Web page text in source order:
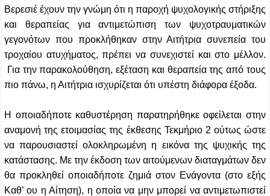
Βερεσιέ έχουν την γνώμη ότι η παροχή ψυχολογικής στήριξης
και θεραπείας για αντιμετώπιση των ψυχοτραυματικών
γεγονότων που προκλήθηκαν στην Αιτήτρια συνεπεία του
τροχαίου ατυχήματος, πρέπει να συνεχιστεί και στο μέλλον.
Για την παρακολούθηση, εξέταση και θεραπεία της από τους
πιο πάνω, η Αιτήτρια ισχυρίζεται ότι υπέστη διάφορα έξοδα.
Η οποιαδήποτε καθυστέρηση παρατηρήθηκε οφείλεται στην
αναμονή της ετοιμασίας της έκθεσης Τεκμήριο 2 ούτως ώστε
να παρουσιαστεί ολοκληρωμένη η εικόνα της ψυχικής της
κατάστασης. Με την έκδοση των αιτούμενων διαταγμάτων δεν
θα προκληθεί οποιαδήποτε ζημιά στον Ενάγοντα (στο εξής
Καθ’ ου η Αίτηση), η οποία να μην μπορεί να αντιμετωπιστεί